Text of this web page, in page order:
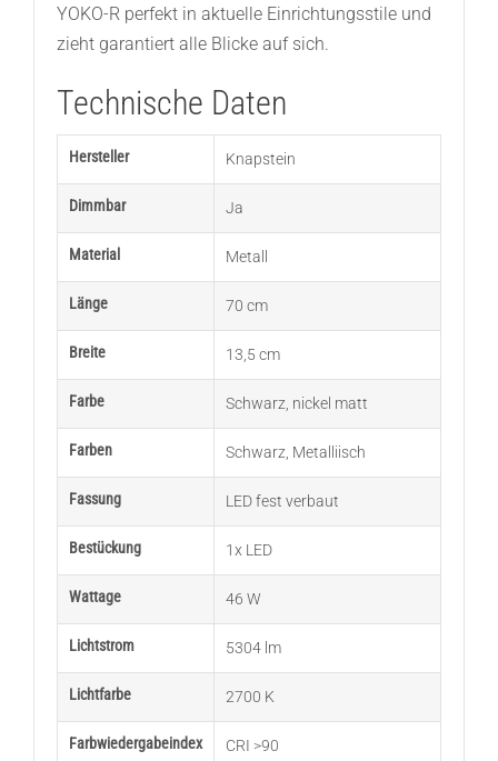
YOKO-R perfekt in aktuelle Einrichtungsstile und
zieht garantiert alle Blicke auf sich.
Technische Daten
Hersteller Knapstein
Dimmbar Ja
Material Metall
Länge 70 cm
Breite 13,5 cm
Farbe Schwarz nickel matt
Farben Schwarz Metalliisch
Fassung LED fest verbaut
Bestückung 1x LED
Wattage 46 W
Lichtstrom 5304 lm
Lichtfarbe 2700 K
Farbwiedergabeindex CRI >90